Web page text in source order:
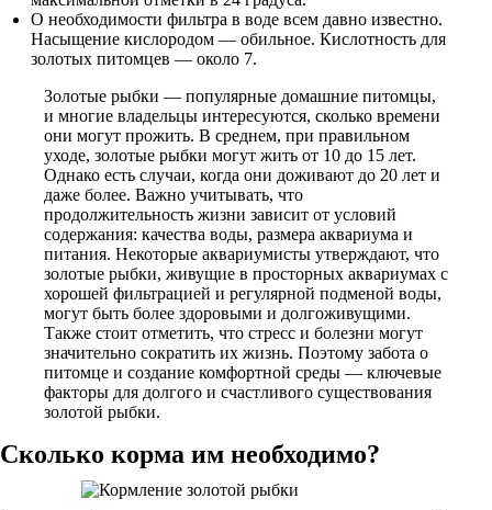
О необходимости фильтра в воде всем давно известно.
Насыщение кислородом — обильное. Кислотность для
золотых питомцев — около 7.
Золотые рыбки — популярные домашние питомцы,
и многие владельцы интересуются, сколько времени
они могут прожить. В среднем, при правильном
уходе, золотые рыбки могут жить от 10 до 15 лет.
Однако есть случаи, когда они доживают до 20 лет и
даже более. Важно учитывать, что
продолжительность жизни зависит от условий
содержания: качества воды, размера аквариума и
питания. Некоторые аквариумисты утверждают, что
золотые рыбки, живущие в просторных аквариумах с
хорошей фильтрацией и регулярной подменой воды,
могут быть более здоровыми и долгоживущими.
Также стоит отметить, что стресс и болезни могут
значительно сократить их жизнь. Поэтому забота о
питомце и создание комфортной среды — ключевые
факторы для долгого и счастливого существования
золотой рыбки.
Сколько корма им необходимо?